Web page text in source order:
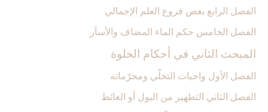
الفصل الرابع بعض فروع العلم الإجمالي‏
الفصل الخامس حكم الماء المضاف والأسآر
المبحث الثاني في أحكام الخلوة
الفصل الأول واجبات التخلّي ومحرّماته‏
الفصل الثاني التطهير من البول أو الغائط